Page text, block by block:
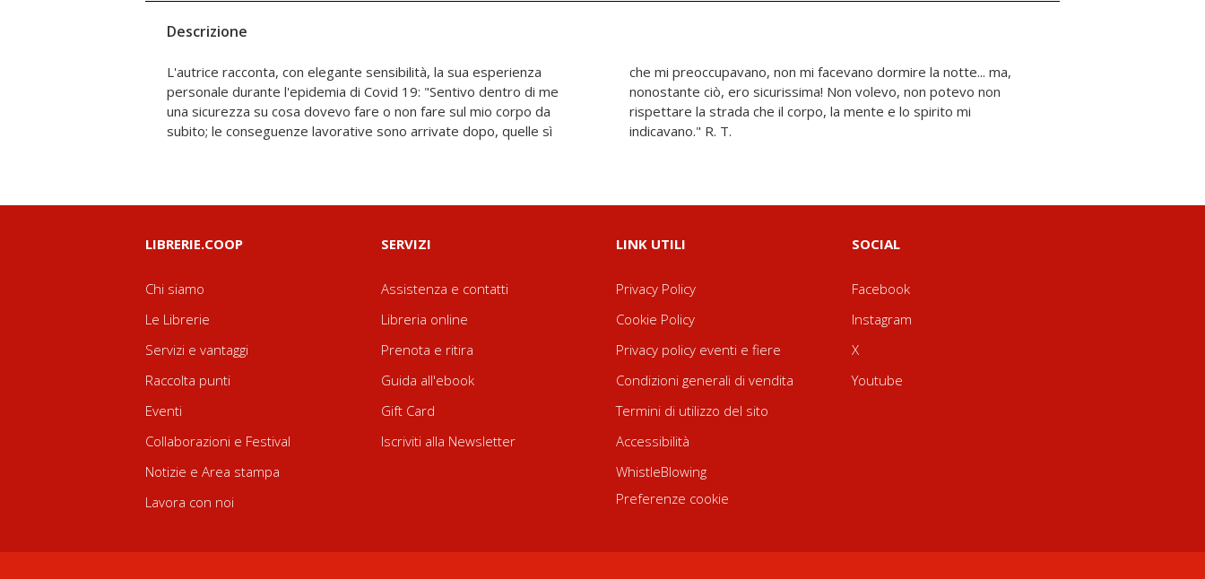
Descrizione
L'autrice racconta, con elegante sensibilità, la sua esperienza
personale durante l'epidemia di Covid 19: "Sentivo dentro di me
una sicurezza su cosa dovevo fare o non fare sul mio corpo da
subito; le conseguenze lavorative sono arrivate dopo, quelle sì
che mi preoccupavano, non mi facevano dormire la notte... ma,
nonostante ciò, ero sicurissima! Non volevo, non potevo non
rispettare la strada che il corpo, la mente e lo spirito mi
indicavano." R. T.
LIBRERIE.COOP
Chi siamo
Le Librerie
Servizi e vantaggi
Raccolta punti
Eventi
Collaborazioni e Festival
Notizie e Area stampa
Lavora con noi
SERVIZI
Assistenza e contatti
Libreria online
Prenota e ritira
Guida all'ebook
Gift Card
Iscriviti alla Newsletter
LINK UTILI
Privacy Policy
Cookie Policy
Privacy policy eventi e fiere
Condizioni generali di vendita
Termini di utilizzo del sito
Accessibilità
WhistleBlowing
Preferenze cookie
SOCIAL
Facebook
Instagram
X
Youtube